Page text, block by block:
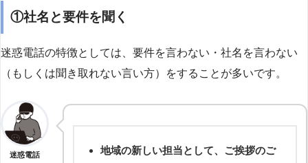
①社名と要件を聞く
迷惑電話の特徴としては、要件を言わない・社名を言わない
（もしくは聞き取れない言い方）をすることが多いです。
迷惑電話
地域の新しい担当として、ご挨拶のご